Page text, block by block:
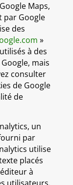
Maps,
par Google
des
»
à des
mais
consulter
de Google
de
un
par
utilise
placés
à